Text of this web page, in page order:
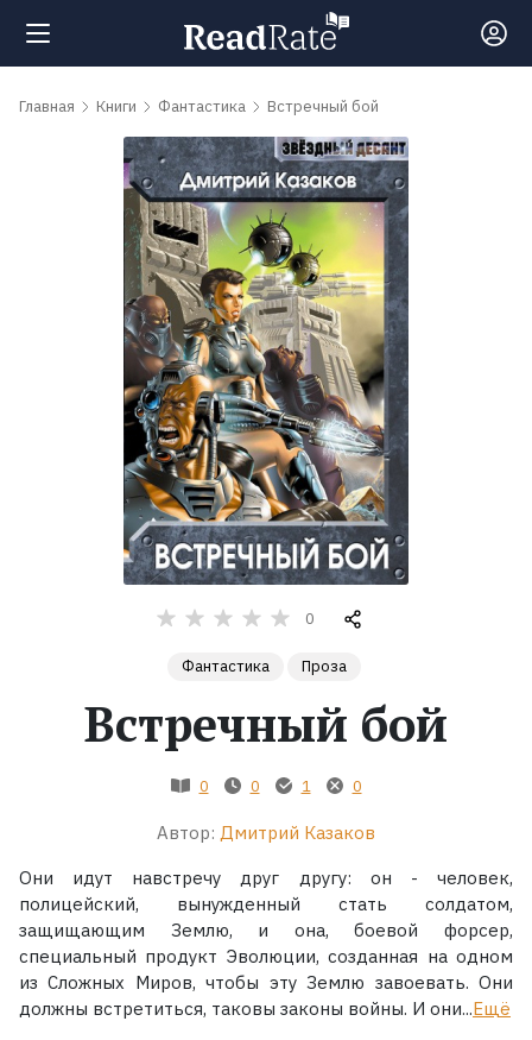
Поиск
обсуждаемые
Экранизации
Главная Книги Фантастика Встречный бой
0
Фантастика Проза
Встречный бой
0 0 1 0
Автор: Дмитрий Казаков
Они идут навстречу друг другу: он - человек,
полицейский, вынужденный стать солдатом,
защищающим Землю, и она, боевой форсер,
специальный продукт Эволюции, созданная на одном
из Сложных Миров, чтобы эту Землю завоевать. Они
должны встретиться, таковы законы войны. И они...Ещё